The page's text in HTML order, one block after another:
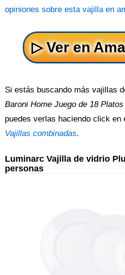
opiniones sobre esta vajilla en
Si estás buscando más vajillas
Baroni Home Juego de 18
puedes verlas haciendo click en
Vajillas combinadas.
Luminarc Vajilla de vidrio
personas